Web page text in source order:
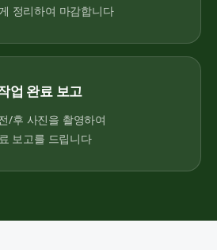
정리하여 마감합니다
업 완료 보고
/후 사진을 촬영하여
보고를 드립니다